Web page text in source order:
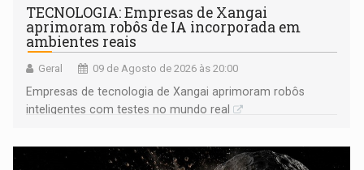
TECNOLOGIA: Empresas de Xangai
aprimoram robôs de IA incorporada em
ambientes reais
Geral 09 de Agosto de 2026 às 20:00
Empresas de tecnologia de Xangai aprimoram robôs
inteligentes com testes no mundo real